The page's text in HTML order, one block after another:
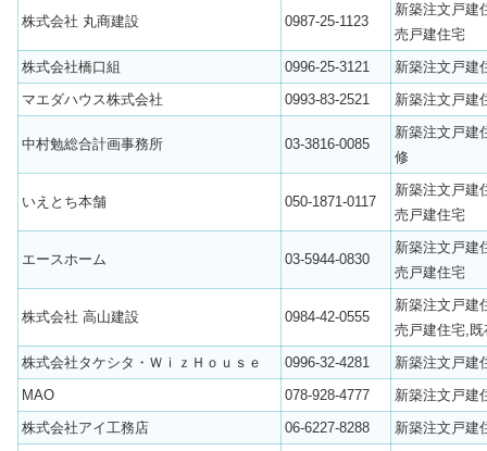
株式会社 丸商建設 0987-25-1123
新築注文戸建
売戸建住宅
株式会社橋口組
0996-25-3121
新築注文戸建
マエダハウス株式会社
0993-83-2521 新築注文戸建
中村勉総合計画事務所 03-3816-0085
新築注文戸建
修
いえとち本舗 050-1871-0117
新築注文戸建
売戸建住宅
エースホーム 03-5944-0830
新築注文戸建
売戸建住宅
株式会社 高山建設 0984-42-0555
新築注文戸建
売戸建住宅,既
株式会社タケシタ・ＷｉｚＨｏｕｓｅ
0996-32-4281
新築注文戸建
MAO
078-928-4777
新築注文戸建
株式会社アイ工務店
06-6227-8288 新築注文戸建